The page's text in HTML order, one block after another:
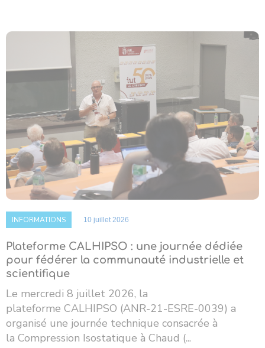
INFORMATIONS 10 juillet 2026
Plateforme CALHIPSO : une journée dédiée
pour fédérer la communauté industrielle et
scientifique
Le mercredi 8 juillet 2026, la
plateforme CALHIPSO (ANR-21-ESRE-0039) a
organisé une journée technique consacrée à
la Compression Isostatique à Chaud (...